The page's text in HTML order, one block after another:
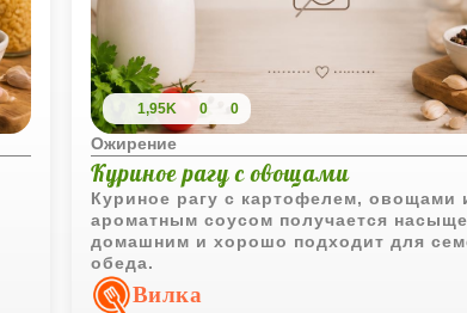
1,95K 0 0
Ожирение
Куриное рагу с овощами
Куриное рагу с картофелем, овощами
ароматным соусом получается
домашним и хорошо подходит для
обеда.
Вилка